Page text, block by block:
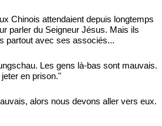
Chinois attendaient depuis longtemps
parler du Seigneur Jésus. Mais ils
partout avec ses associés...
Les gens là-bas sont mauvais.
en prison."
alors nous devons aller vers eux.